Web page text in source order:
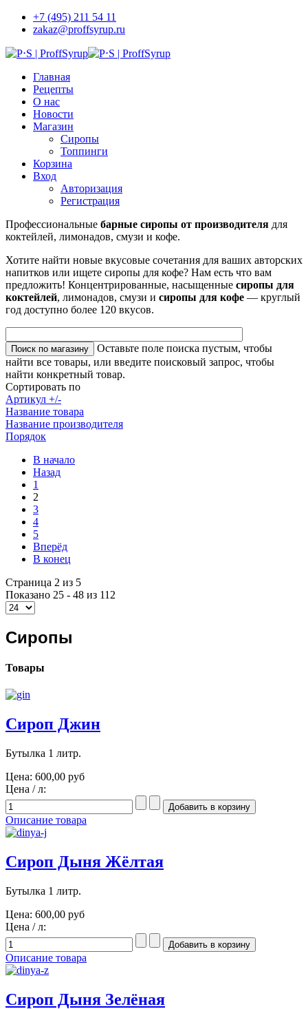
+7 (495) 211 54 11
zakaz@proffsyrup.ru
Главная
Рецепты
О нас
Новости
Магазин
Сиропы
Топпинги
Корзина
Вход
Авторизация
Регистрация
Профессиональные барные сиропы от производителя для
коктейлей, лимонадов, смузи и кофе.
Хотите найти новые вкусовые сочетания для ваших авторских
напитков или ищете сиропы для кофе? Нам есть что вам
предложить! Концентрированные, насыщенные сиропы для
коктейлей, лимонадов, смузи и сиропы для кофе — круглый
год доступно более 120 вкусов.
Оставьте поле поиска пустым, чтобы
найти все товары, или введите поисковый запрос, чтобы
найти конкретный товар.
Сортировать по
Артикул +/-
Название товара
Название производителя
Порядок
В начало
Назад
1
2
3
4
5
Вперёд
В конец
Страница 2 из 5
Показано 25 - 48 из 112
Сиропы
Товары
Сироп Джин
Бутылка 1 литр.
Цена: 600,00 руб
Цена / л:
Описание товара
Сироп Дыня Жёлтая
Бутылка 1 литр.
Цена: 600,00 руб
Цена / л:
Описание товара
Сироп Дыня Зелёная